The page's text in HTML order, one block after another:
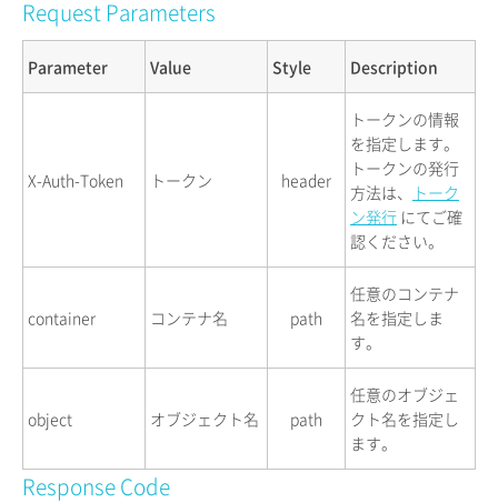
Request Parameters
Parameter Value Style Description
X-Auth-Token トークン header
トークンの情報
を指定します。
トークンの発行
方法は、
トーク
ン発行 にてご確
認ください。
container コンテナ名 path
任意のコンテナ
名を指定しま
す。
object オブジェクト名 path
任意のオブジェ
クト名を指定し
ます。
Response Code